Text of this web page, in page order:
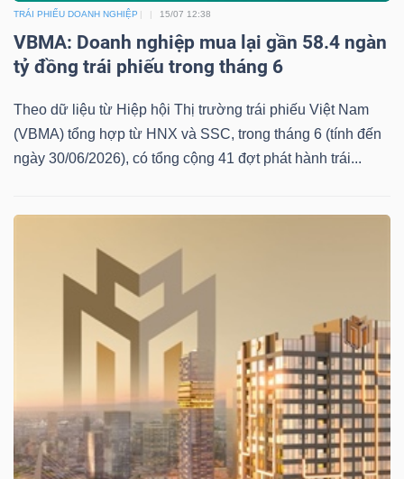
TRÁI PHIẾU DOANH NGHIỆP 15/07 12:38
VBMA: Doanh nghiệp mua lại gần 58.4 ngàn
tỷ đồng trái phiếu trong tháng 6
Theo dữ liệu từ Hiệp hội Thị trường trái phiếu Việt Nam
(VBMA) tổng hợp từ HNX và SSC, trong tháng 6 (tính đến
ngày 30/06/2026), có tổng cộng 41 đợt phát hành trái...